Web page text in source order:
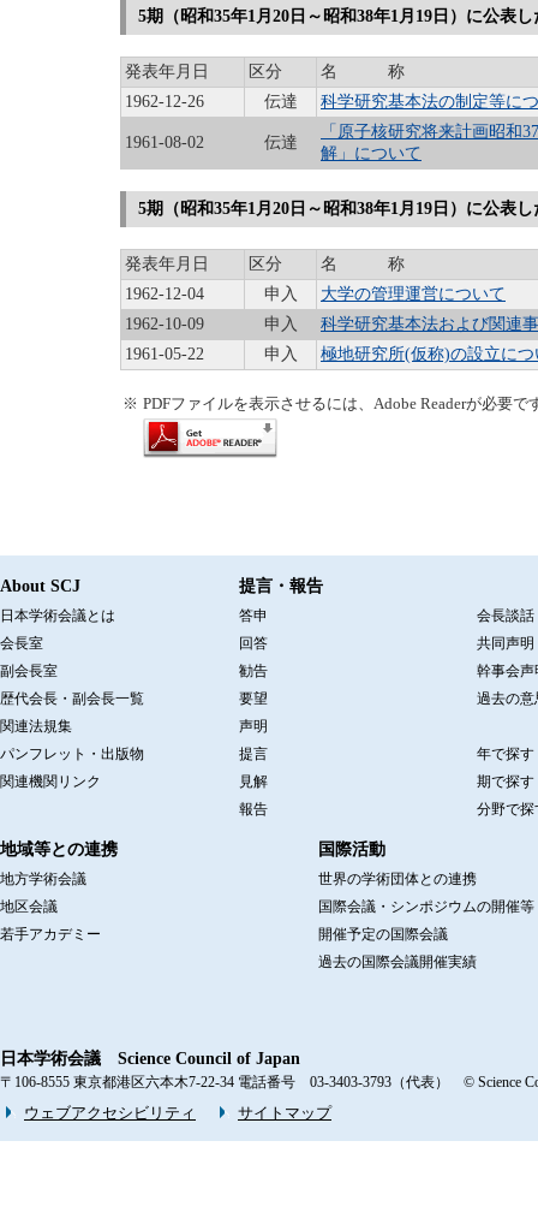
5期（昭和35年1月20日～昭和38年1月19日）に公表し
発表年月日 区分
名 称
1962-12-26
伝達 科学研究基本法の制定等に
1961-08-02 伝達
「原子核研究将来計画昭和
解」について
5期（昭和35年1月20日～昭和38年1月19日）に公表
発表年月日 区分
名 称
1962-12-04
申入
大学の管理運営について
1962-10-09
申入
科学研究基本法および関連
1961-05-22
申入 極地研究所(仮称)の設立につ
※ PDFファイルを表示させるには、Adobe Readerが必要で
About SCJ
日本学術会議とは
会長室
副会長室
歴代会長・副会長一覧
関連法規集
パンフレット・出版物
関連機関リンク
提言・報告
答申
回答
勧告
要望
声明
提言
見解
報告
会長談話
共同声明
幹事会声
過去の意
年で探す
期で探す
分野で探
地域等との連携
地方学術会議
地区会議
若手アカデミー
国際活動
世界の学術団体との連携
国際会議・シンポジウムの開催等
開催予定の国際会議
過去の国際会議開催実績
日本学術会議 Science Council of Japan
〒106-8555 東京都港区六本木7-22-34 電話番号 03-3403-3793（代表） © Science
ウェブアクセシビリティ サイトマップ